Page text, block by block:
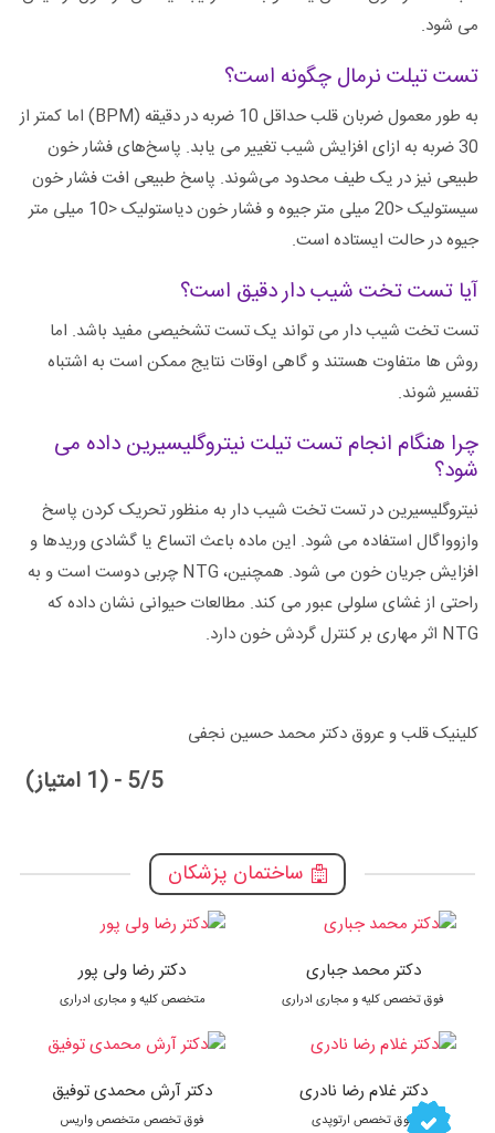
می شود.
تست تیلت نرمال چگونه است؟
به طور معمول ضربان قلب حداقل 10 ضربه در دقیقه (BPM) اما کمتر از
30 ضربه به ازای افزایش شیب تغییر می یابد. پاسخ‌های فشار خون
طبیعی نیز در یک طیف محدود می‌شوند. پاسخ طبیعی افت فشار خون
سیستولیک <20 میلی متر جیوه و فشار خون دیاستولیک <10 میلی متر
جیوه در حالت ایستاده است.
آیا تست تخت شیب دار دقیق است؟
تست تخت شیب دار می تواند یک تست تشخیصی مفید باشد. اما
روش ها متفاوت هستند و گاهی اوقات نتایج ممکن است به اشتباه
تفسیر شوند.
چرا هنگام انجام تست تیلت نیتروگلیسیرین داده می
شود؟
نیتروگلیسیرین در تست تخت شیب دار به منظور تحریک کردن پاسخ
وازوواگال استفاده می شود. این ماده باعث اتساع یا گشادی وریدها و
افزایش جریان خون می شود. همچنین، NTG چربی دوست است و به
راحتی از غشای سلولی عبور می کند. مطالعات حیوانی نشان داده که
NTG اثر مهاری بر کنترل گردش خون دارد.
کلینیک قلب و عروق دکتر محمد حسین نجفی
5/5 - (1 امتیاز)
ساختمان پزشکان
دکتر محمد جباری
فوق تخصص کلیه و مجاری ادراری
دکتر غلام رضا نادری
فوق تخصص ارتوپدی
دکتر رضا ولی پور
متخصص کلیه و مجاری ادراری
دکتر آرش محمدی توفیق
فوق تخصص متخصص واریس